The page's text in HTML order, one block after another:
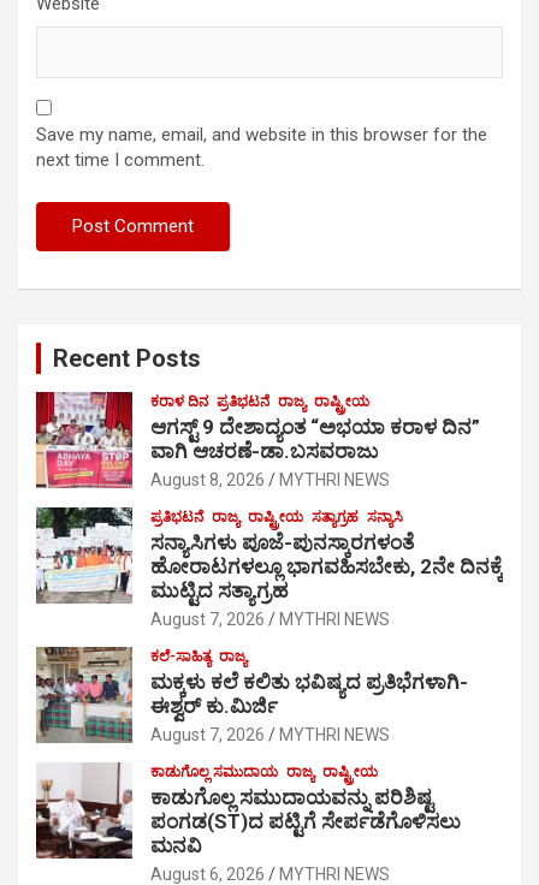
Save my name, email, and website in this browser for the
next time I comment.
Recent Posts
ಕರಾಳ ದಿನ ಪ್ರತಿಭಟನೆ ರಾಜ್ಯ ರಾಷ್ಟ್ರೀಯ
ಆಗಸ್ಟ್ 9 ದೇಶಾದ್ಯಂತ “ಅಭಯಾ ಕರಾಳ ದಿನ”
ವಾಗಿ ಆಚರಣೆ-ಡಾ.ಬಸವರಾಜು
August 8, 2026 MYTHRI NEWS
ಪ್ರತಿಭಟನೆ ರಾಜ್ಯ ರಾಷ್ಟ್ರೀಯ ಸತ್ಯಾಗ್ರಹ ಸನ್ಯಾಸಿ
ಸನ್ಯಾಸಿಗಳು ಪೂಜೆ-ಪುನಸ್ಕಾರಗಳಂತೆ
ಹೋರಾಟಗಳಲ್ಲೂ ಭಾಗವಹಿಸಬೇಕು, 2ನೇ ದಿನಕ್ಕೆ
ಮುಟ್ಟಿದ ಸತ್ಯಾಗ್ರಹ
August 7, 2026 MYTHRI NEWS
ಕಲೆ-ಸಾಹಿತ್ಯ ರಾಜ್ಯ
ಮಕ್ಕಳು ಕಲೆ ಕಲಿತು ಭವಿಷ್ಯದ ಪ್ರತಿಭೆಗಳಾಗಿ-
ಈಶ್ವರ್ ಕು.ಮಿರ್ಜಿ
August 7, 2026 MYTHRI NEWS
ಕಾಡುಗೊಲ್ಲ ಸಮುದಾಯ ರಾಜ್ಯ ರಾಷ್ಟ್ರೀಯ
ಕಾಡುಗೊಲ್ಲ ಸಮುದಾಯವನ್ನು ಪರಿಶಿಷ್ಟ
ಪಂಗಡ(ST)ದ ಪಟ್ಟಿಗೆ ಸೇರ್ಪಡೆಗೊಳಿಸಲು
ಮನವಿ
August 6, 2026 MYTHRI NEWS